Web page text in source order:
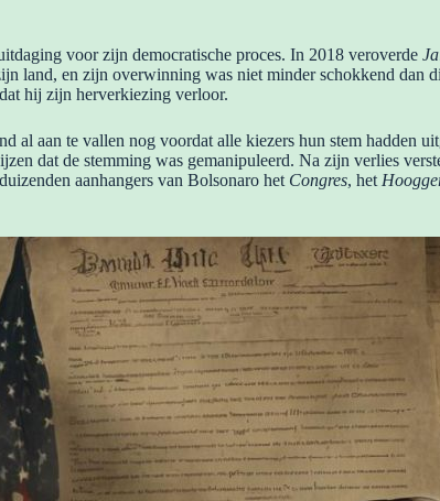
voor zijn democratische proces. In 2018 veroverde
land, en zijn overwinning was niet minder schokkend
hij zijn herverkiezing verloor.
al aan te vallen nog voordat alle kiezers hun stem hadden
dat de stemming was gemanipuleerd. Na zijn verlies
aanhangers van Bolsonaro het Congres, het